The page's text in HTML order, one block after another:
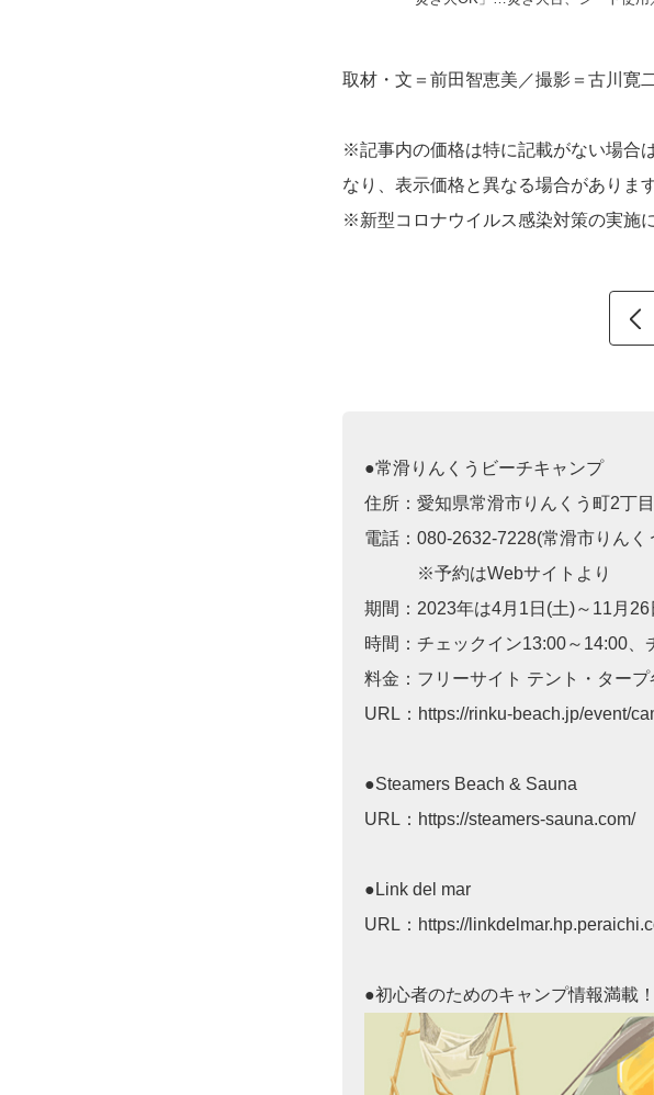
取材・文＝前田智恵美／撮影＝古川寛
※記事内の価格は特に記載がない場合
なり、表示価格と異なる場合があります
※新型コロナウイルス感染対策の実施
●常滑りんくうビーチキャンプ
住所：愛知県常滑市りんくう町2丁
電話：080-2632-7228(常滑市りん
※予約はWebサイトより
期間：2023年は4月1日(土)～11月
時間：チェックイン13:00～14:00、
料金：フリーサイト テント・ター
URL： https://rinku-beach.jp/event/
●Steamers Beach & Sauna
URL： https://steamers-sauna.com/
●Link del mar
URL： https://
●初心者のためのキャンプ情報満載